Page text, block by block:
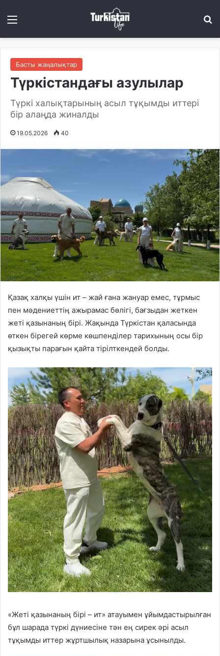
Басты жаңалықтар
Түркістандағы азулылар
Түркі халықтарының асыл тұқымды иттері
бір алаңда жиналды
19.05.2026 40
Қазақ халқы үшін ит – жай ғана жануар емес, тұрмыс
пен мәдениеттің ажырамас бөлігі, бағзыдан жеткен
жеті қазынаның бірі. Жақында Түркістан қаласында
өткен бірегей көрме көшпенділер тарихының осы бір
қызықты парағын қайта тірілткендей болды.
«Жеті қазынаның бірі – ит» атауымен ұйымдастырылған
бұл шарада түркі дүниесіне тән ең сирек әрі асыл
тұқымды иттер жұртшылық назарына ұсынылды.